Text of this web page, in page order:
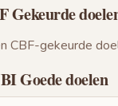
Gekeurde
CBF-gekeurde
Goede doelen